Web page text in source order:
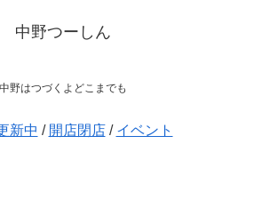
中野つーしん
中野はつづくよどこまでも
新中 / 開店閉店/ イベント